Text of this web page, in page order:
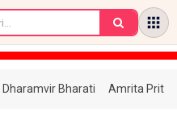
Dharamvir Bharati Amrita